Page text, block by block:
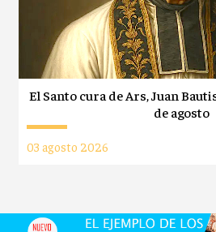
El Santo cura de Ars, Juan
de agosto
03 agosto 2026